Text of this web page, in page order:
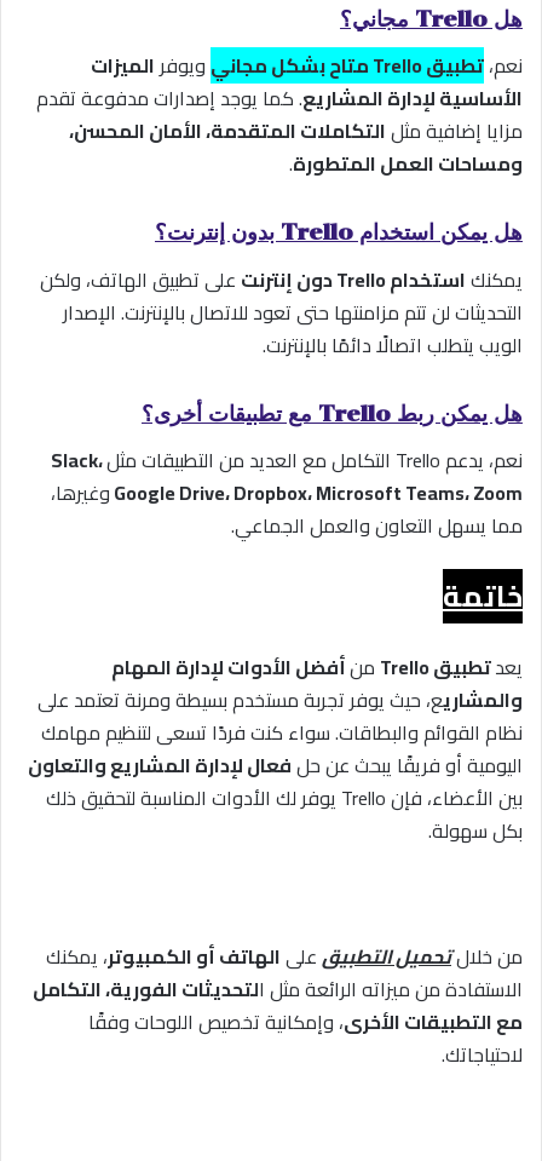
هل Trello مجاني؟
نعم،تطبيق Trello متاح بشكل مجاني ويوفرالميزات
الأساسية لإدارة المشاريع. كما يوجد إصدارات مدفوعة تقدم
مزايا إضافية مثلالتكاملات المتقدمة، الأمان المحسن،
ومساحات العمل المتطورة.
هل يمكن استخدام Trello بدون إنترنت؟
يمكنكاستخدام Trello دون إنترنت
على تطبيق الهاتف، ولكن
التحديثات لن تتم مزامنتها حتى تعود للاتصال بالإنترنت. الإصدار
الويب يتطلب اتصالًا دائمًا بالإنترنت.
هل يمكن ربط Trello مع تطبيقات أخرى؟
نعم، يدعم Trello التكامل مع العديد من التطبيقات مثل
Slack،
Google Drive، Dropbox، Microsoft Teams، Zoomوغيرها،
مما يسهل التعاون والعمل الجماعي.
خاتمة
يعدتطبيق Trello منأفضل الأدوات لإدارة المهام
والمشاريع، حيث يوفر تجربة مستخدم بسيطة ومرنة تعتمد على
نظام القوائم والبطاقات. سواء كنت فردًا تسعى لتنظيم مهامك
اليومية أو فريقًا يبحث عن حلفعال لإدارة المشاريع والتعاون
بين الأعضاء، فإن Trello يوفر لك الأدوات المناسبة لتحقيق ذلك
بكل سهولة.
من خلالتحميل التطبيقعلىالهاتف أو الكمبيوتر، يمكنك
الاستفادة من ميزاته الرائعة مثل التحديثات الفورية، التكامل
مع التطبيقات الأخرى، وإمكانية تخصيص اللوحات وفقًا
لاحتياجاتك.